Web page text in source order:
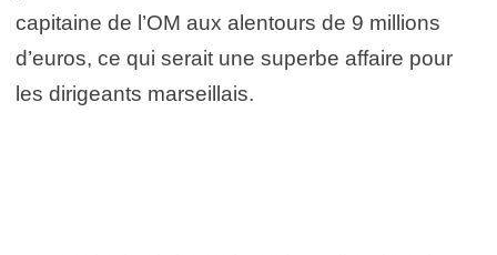
capitaine de l’OM aux alentours de 9 millions
d’euros, ce qui serait une superbe affaire pour
les dirigeants marseillais.